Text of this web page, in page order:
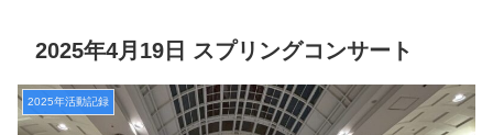
2025年4月19日 スプリングコンサート
2025年活動記録